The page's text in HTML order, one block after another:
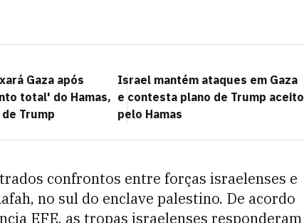
Gaza após
total' do Hamas,
Trump
Israel mantém ataques em Gaza
e contesta plano de Trump aceito
pelo Hamas
confrontos entre forças israelenses e
no sul do enclave palestino. De acordo
EFE, as tropas israelenses responderam